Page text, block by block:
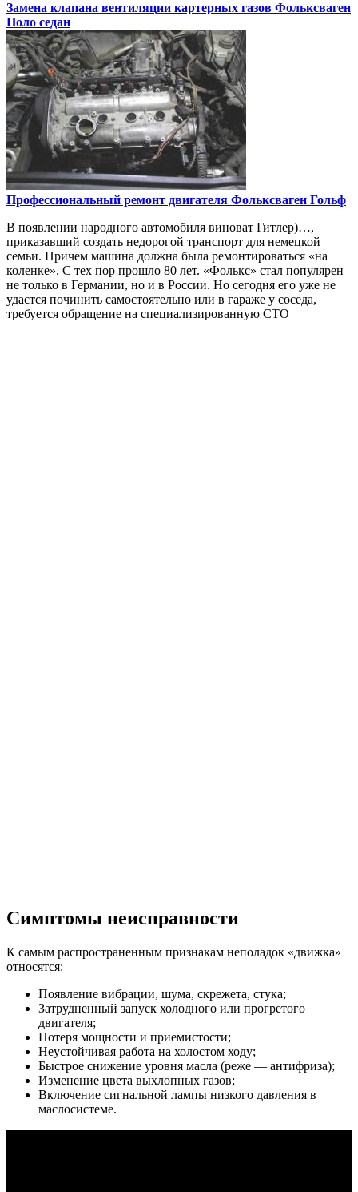
Замена клапана вентиляции картерных газов Фольксваген
Поло седан
Профессиональный ремонт двигателя Фольксваген Гольф
В появлении народного автомобиля виноват Гитлер)…,
приказавший создать недорогой транспорт для немецкой
семьи. Причем машина должна была ремонтироваться «на
коленке». С тех пор прошло 80 лет. «Фолькс» стал популярен
не только в Германии, но и в России. Но сегодня его уже не
удастся починить самостоятельно или в гараже у соседа,
требуется обращение на специализированную СТО
Симптомы неисправности
К самым распространенным признакам неполадок «движка»
относятся:
Появление вибрации, шума, скрежета, стука;
Затрудненный запуск холодного или прогретого
двигателя;
Потеря мощности и приемистости;
Неустойчивая работа на холостом ходу;
Быстрое снижение уровня масла (реже — антифриза);
Изменение цвета выхлопных газов;
Включение сигнальной лампы низкого давления в
маслосистеме.